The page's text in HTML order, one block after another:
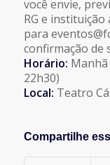
você envie,
RG e instituição
para
confirmação de
Horário: Manhã
22h30)
Local: Teatro
Compartilhe